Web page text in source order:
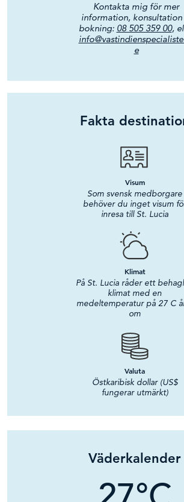
Kontakta mig för mer
information,
bokning: 08 505 359 00,
e
Fakta
Visum
Som svensk medborgare
behöver du inget visum
inresa till St. Lucia
Klimat
På St. Lucia råder ett
klimat med en
medeltemperatur på 27 C
om
Valuta
Östkaribisk dollar (US$
fungerar utmärkt)
Väderkalender